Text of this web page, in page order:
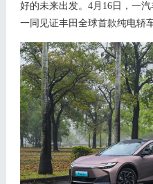
好的未来出发。 4月16日，一汽
一同见证丰田全球首款纯电轿